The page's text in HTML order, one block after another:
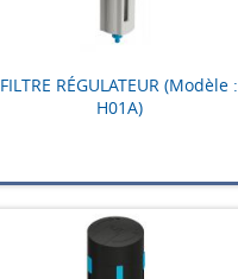
FILTRE RÉGULATEUR (Modèle :
H01A)